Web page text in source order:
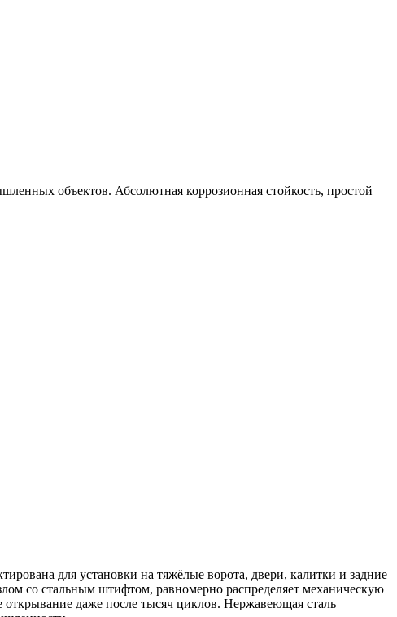
объектов. Абсолютная коррозионная стойкость, простой
для установки на тяжёлые ворота, двери, калитки и задние
со стальным штифтом, равномерно распределяет механическую
даже после тысяч циклов. Нержавеющая сталь